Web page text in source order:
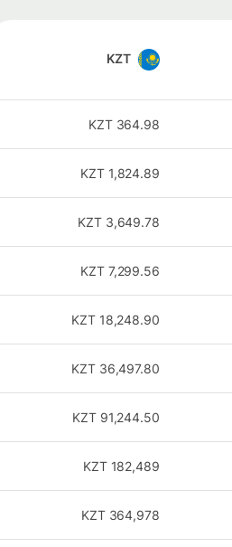
KZT
364.98
KZT
1,824.89
KZT
3,649.78
KZT
7,299.56
KZT
18,248.90
KZT
36,497.80
KZT
91,244.50
KZT
182,489
KZT
364,978
KZT